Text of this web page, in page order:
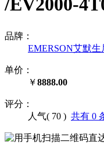
品牌：
EMERSON艾默生
单价：
￥8888.00
评分：
人气( 70 ) 共有 0